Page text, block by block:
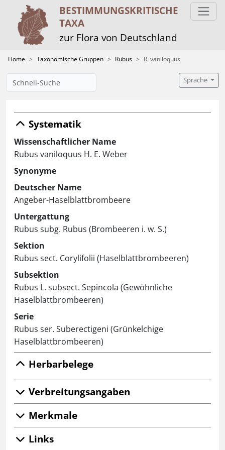
BESTIMMUNGS­KRITISCHE
TAXA
zur Flora von Deutschland
Home Taxonomische Gruppen Rubus R. vaniloquus
Sprache
Systematik
Wissenschaftlicher Name
Rubus vaniloquus H. E. Weber
Synonyme
Deutscher Name
Angeber-Haselblattbrombeere
Untergattung
Rubus subg. Rubus (Brombeeren i. w. S.)
Sektion
Rubus sect. Corylifolii (Haselblattbrombeeren)
Subsektion
Rubus L. subsect. Sepincola (Gewöhnliche
Haselblattbrombeeren)
Serie
Rubus ser. Suberectigeni (Grünkelchige
Haselblattbrombeeren)
Herbarbelege
Verbreitungsangaben
Merkmale
Links